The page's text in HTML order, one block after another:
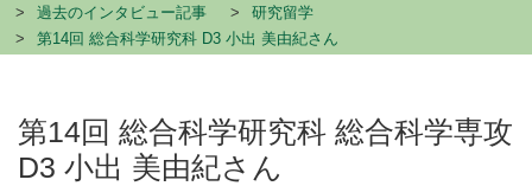
過去のインタビュー記事
研究留学
第14回 総合科学研究科 D3 小出 美由紀さん
第14回 総合科学研究科 総合科学専攻
D3 小出 美由紀さん